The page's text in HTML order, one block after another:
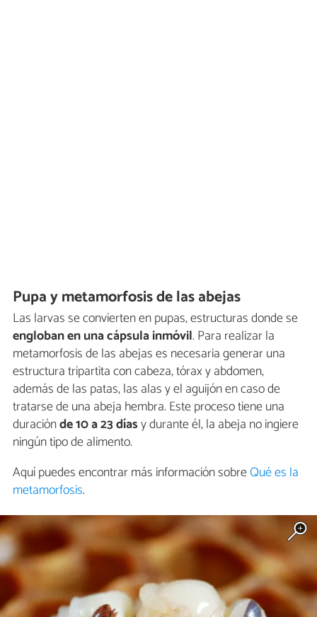
Pupa y metamorfosis de las abejas
Las larvas se convierten en pupas, estructuras donde se
engloban en una cápsula inmóvil. Para realizar la
metamorfosis de las abejas es necesaria generar una
estructura tripartita con cabeza, tórax y abdomen,
además de las patas, las alas y el aguijón en caso de
tratarse de una abeja hembra. Este proceso tiene una
duraciónde 10 a 23 díasy durante él, la abeja no ingiere
ningún tipo de alimento.
Aquí puedes encontrar más información sobreQué es la
metamorfosis.